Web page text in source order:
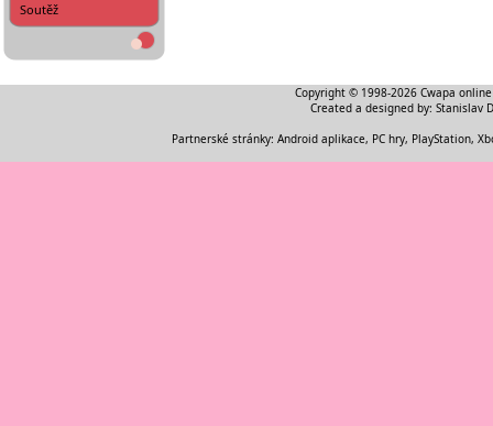
Soutěž
Copyright © 1998-2026 Cwapa
Created a designed by: Stanislav
Partnerské stránky: Android aplikace, PC hry, PlayStation,